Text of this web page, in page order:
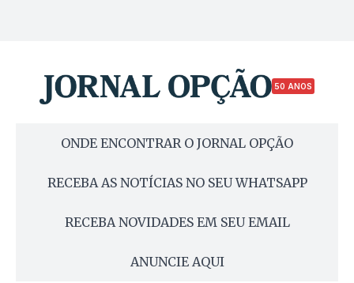
50 ANOS
ONDE ENCONTRAR O JORNAL OPÇÃO
RECEBA AS NOTÍCIAS NO SEU WHATSAPP
RECEBA NOVIDADES EM SEU EMAIL
ANUNCIE AQUI